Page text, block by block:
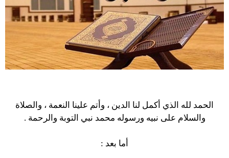
الحمد لله الذي أكمل لنا الدين ، وأتم علينا النعمة ، والصلاة
والسلام على نبيه ورسوله محمد نبي التوبة والرحمة .
أما بعد :